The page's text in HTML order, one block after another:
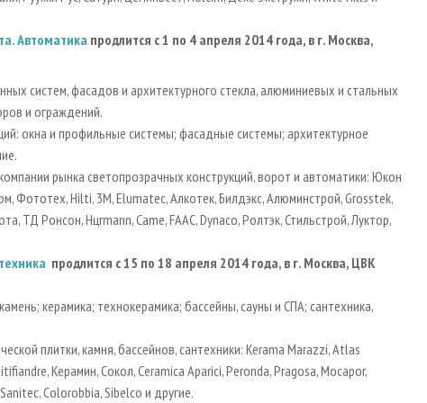
Автоматика продлится с 1 по 4 апреля 2014 года, в г. Москва,
систем, фасадов и архитектурного стекла, алюминиевых и стальных
и ограждений.
окна и профильные системы; фасадные системы; архитектурное
рынка светопрозрачных конструкций, ворот и автоматики: Юкон
Фототех, Hilti, 3M, Elumatec, Алкотек, Билдэкс, Алюминстрой, Grosstek,
ТД Ронсон, Hцrmann, Came, FAAC, Dynaco, Ролтэк, Стильстрой, Луктор,
продлится с 15 по 18 апреля 2014 года, в г. Москва, ЦВК
керамика; технокерамика; бассейны, сауны и СПА; сантехника,
плитки, камня, бассейнов, сантехники: Kerama Marazzi, Atlas
Керамин, Сокол, Ceramica Aparici, Peronda, Pragosa, Mocapor,
Colorobbia, Sibelco и другие.